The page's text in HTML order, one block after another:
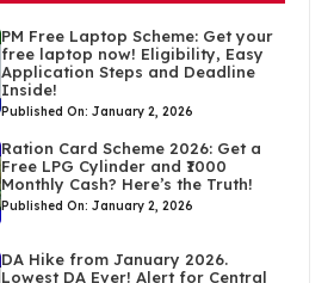
PM Free Laptop Scheme: Get your
free laptop now! Eligibility, Easy
Application Steps and Deadline
Inside!
Published On: January 2, 2026
Ration Card Scheme 2026: Get a
Free LPG Cylinder and ₹1000
Monthly Cash? Here’s the Truth!
Published On: January 2, 2026
DA Hike from January 2026.
Lowest DA Ever! Alert for Central